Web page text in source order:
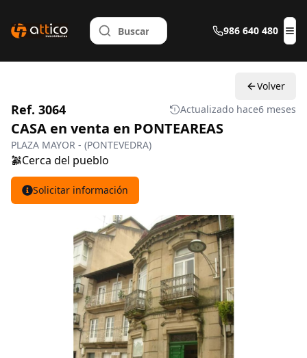
986 640 480
Volver
Ref. 3064 Actualizado hace6 meses
CASA en venta en PONTEAREAS
PLAZA MAYOR - (PONTEVEDRA)
Cerca del pueblo
Solicitar información